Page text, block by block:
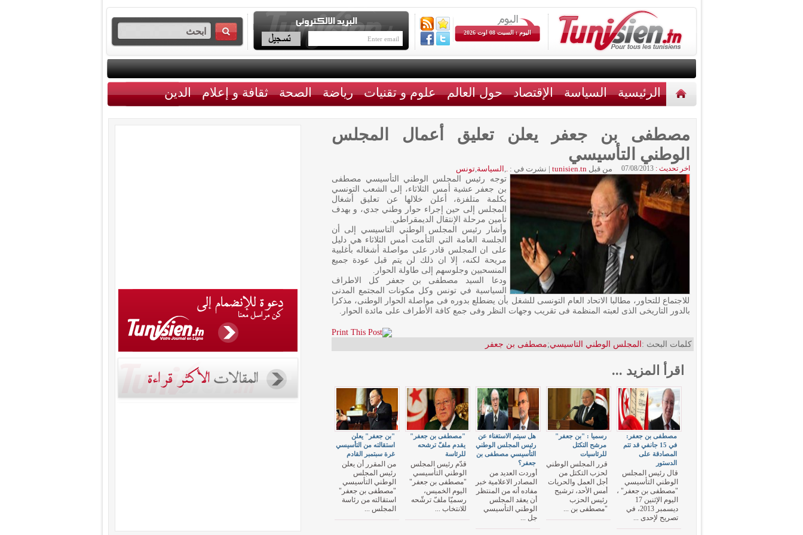
اليوم : السبت 08 اوت 2026
الرئيسية السياسة الإقتصاد حول العالم علوم و تقنيات رياضة الصحة ثقافة و إعلام الدين
مصطفى بن جعفر يعلن تعليق أعمال المجلس
الوطني التأسيسي
اخر تحديث : 07/08/2013 من قبلtunisien.tn
| نشرت في :.
, السياسة,تونس
توجه رئيس المجلس الوطني التأسيسي مصطفى
بن جعفر عشية أمس الثلاثاء، إلى الشعب التونسي
بكلمة متلفزة، أعلن خلالها عن تعليق أشغال
المجلس إلى حين إجراء حوار وطني جدي، و بهدف
تأمين مرحلة الإنتقال الديمقراطي.
وأشار رئيس المجلس الوطني التاسيسي إلى أن
الجلسة العامة التي التأمت أمس الثلاثاء هي دليل
على ان المجلس قادر على مواصلة أشغاله بأغلبية
مريحة لكنه، إلا ان ذلك لن يتم قبل عودة جميع
المنسحبين وجلوسهم إلى طاولة الحوار.
ودعا السيد مصطفى بن جعفر كل الاطراف
السياسية في تونس وكل مكونات المجتمع المدنى
للاجتماع للتحاور، مطالبا الاتحاد العام التونسى للشغل بأن يضطلع بدوره فى مواصلة الحوار الوطنى، مذكرا
بالدور التاريخى الذى لعبته المنظمة فى تقريب وجهات النظر وفى جمع كافة الأطراف على مائدة الحوار.
كلمات البحث : المجلس الوطني التاسيسي;مصطفى بن جعفر
اقرأ المزيد ...
"بن جعفر" يعلن
استقالته من التأسيسي
غرة سبتمبر القادم
من المقرر أن يعلن
رئيس المجلس
الوطني التأسيسي
"مصطفى بن جعفر"
استقالته من رئاسة
المجلس ...
"مصطفى بن جعفر"
يقدم ملفّ ترشحه
للرئاسة
قدّم رئيس المجلس
الوطني التأسيسي
"مصطفى بن جعفر"
اليوم الخميس،
رسميّا ملفّ ترشّحه
للانتخاب ...
هل سيتم الاستغناء عن
رئيس المجلس الوطني
التأسيسي مصطفى بن
جعفر؟
أوردت العديد من
المصادر الاعلامية خبر
مفاده أنه من المنتظر
أن يعقد المجلس
الوطني التأسيسي
جل ...
رسميا : "بن جعفر"
مرشح التكتل
للرئاسيات
قرر المجلس الوطني
لحزب التكتل من
أجل العمل والحريات
أمس الأحد، ترشيح
رئيس الحزب
"مصطفى بن ...
مصطفى بن جعفر:
في 15 جانفي قد تتم
المصادقة على
الدستور
قال رئيس المجلس
الوطني التأسيسي
"مصطفى بن جعفر" ،
اليوم الإثنين 17
ديسمبر 2013، في
تصريح لإحدى ...